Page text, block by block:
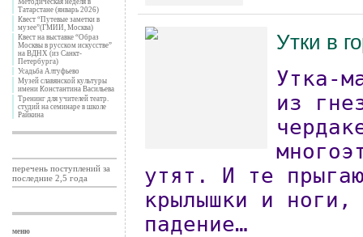
Татарстане (январь 2026)
Квест “Путевые заметки в
музее”(ГМИИ, Москва)
Квест на выставке “Образ
Москвы в русском искусстве”
на ВДНХ (из Санкт-
Петербурга)
Усадьба Алтуфьево
Музей славянской культуры
имени Константина Васильева
Тренинг для учителей театр.
студий на семинаре в школе
Райкина
перечень поступлений за
последние 2,5 года
меню
Утки в
Утка-
из
утят. И те
крылышки и ноги,
падение…